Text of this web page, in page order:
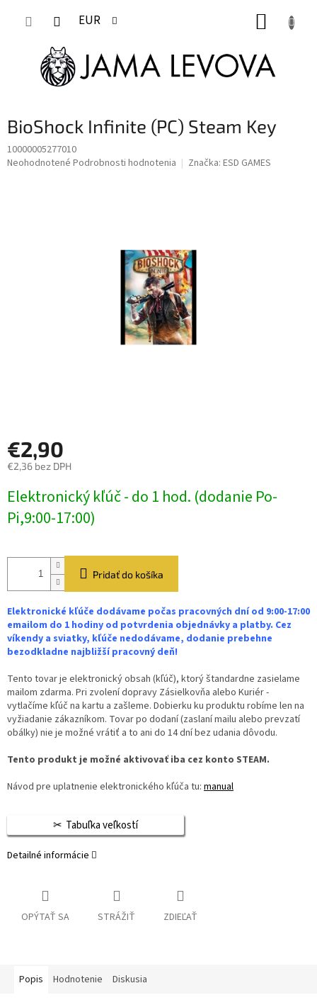
EUR
BioShock Infinite (PC) Steam Key
10000005277010
Priemerné
Neohodnotené Podrobnosti hodnotenia Značka: ESD GAMES
€2,90
€2,36 bez DPH
cena:
Elektronický kľúč - do 1 hod. (dodanie Po-
Pi,9:00-17:00)
Pridať do košíka
Elektronické kľúče dodávame počas pracovných dní od 9:00-17:00
emailom do 1 hodiny od potvrdenia objednávky a platby. Cez
víkendy a sviatky, kľúče nedodávame, dodanie prebehne
bezodkladne najbližší pracovný deň!
Tento tovar je elektronický obsah (kľúč), ktorý štandardne zasielame
mailom zdarma. Pri zvolení dopravy Zásielkovňa alebo Kuriér -
vytlačíme kľúč na kartu a zašleme. Dobierku ku produktu robíme len na
vyžiadanie zákazníkom. Tovar po dodaní (zaslaní mailu alebo prevzatí
obálky) nie je možné vrátiť a to ani do 14 dní bez udania dôvodu.
Tento produkt je možné aktivovať iba cez konto STEAM.
Návod pre uplatnenie elektronického kľúča tu: manual
Tabuľka veľkostí
Detailné informácie
OPÝTAŤ SA STRÁŽIŤ ZDIEĽAŤ
Popis Hodnotenie Diskusia